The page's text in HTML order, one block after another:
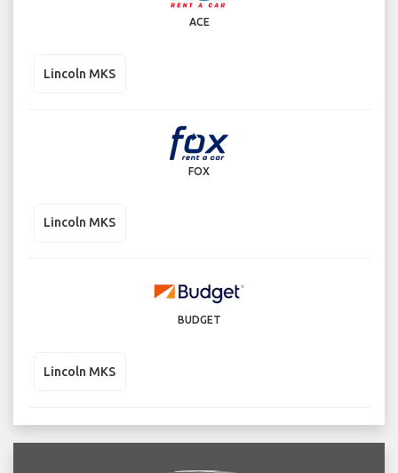
ACE
Lincoln MKS
FOX
Lincoln MKS
BUDGET
Lincoln MKS